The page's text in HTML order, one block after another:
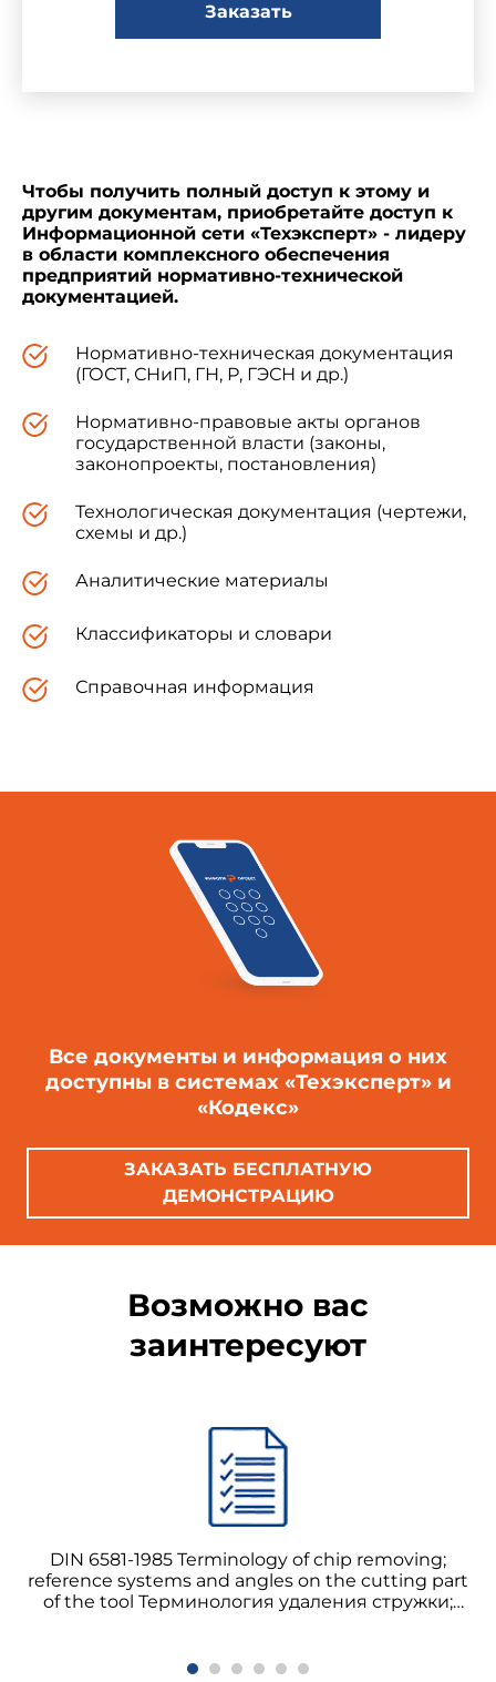
Заказать
Чтобы получить полный доступ к этому и
другим документам, приобретайте доступ к
Информационной сети «Техэксперт» - лидеру
в области комплексного обеспечения
предприятий нормативно-технической
документацией.
Нормативно-техническая документация
(ГОСТ, СНиП, ГН, Р, ГЭСН и др.)
Нормативно-правовые акты органов
государственной власти (законы,
законопроекты, постановления)
Технологическая документация (чертежи,
схемы и др.)
Аналитические материалы
Классификаторы и словари
Справочная информация
Все документы и информация о них
доступны в системах «Техэксперт» и
«Кодекс»
ЗАКАЗАТЬ БЕСПЛАТНУЮ
ДЕМОНСТРАЦИЮ
Возможно вас
заинтересуют
DIN 6581-1985 Terminology of chip removing;
reference systems and angles on the cutting part
of the tool Терминология удаления стружки;